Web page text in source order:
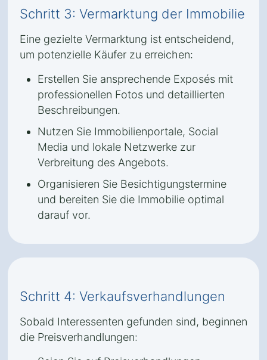
Schritt 3: Vermarktung der Immobilie
Eine gezielte Vermarktung ist entscheidend,
um potenzielle Käufer zu erreichen:
Erstellen Sie ansprechende Exposés mit
professionellen Fotos und detaillierten
Beschreibungen.
Nutzen Sie Immobilienportale, Social
Media und lokale Netzwerke zur
Verbreitung des Angebots.
Organisieren Sie Besichtigungstermine
und bereiten Sie die Immobilie optimal
darauf vor.
Schritt 4: Verkaufsverhandlungen
Sobald Interessenten gefunden sind, beginnen
die Preisverhandlungen: